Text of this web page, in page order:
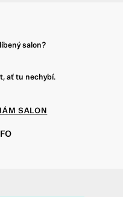
salon?
ať tu nechybí.
SALON